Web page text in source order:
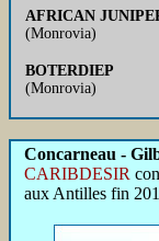
AFRICAN
(Monrovia)
BOTERDIEP
(Monrovia)
Concarneau -
CARIBDESIR
aux Antilles fin